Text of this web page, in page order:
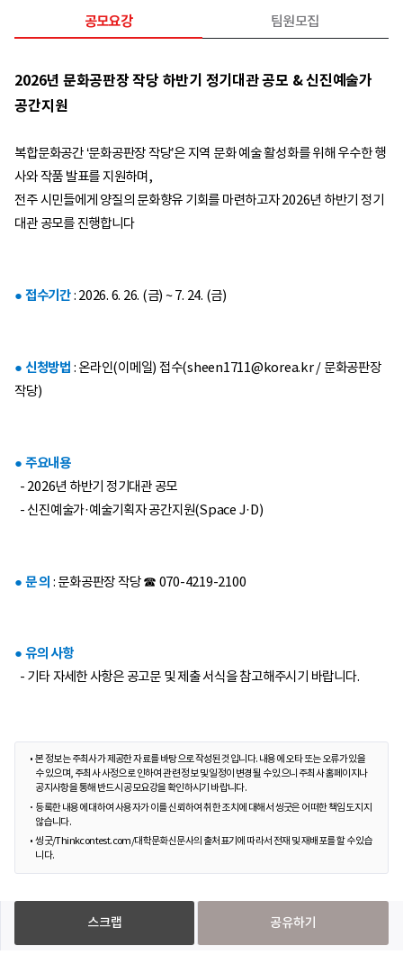
공모요강 팀원모집
2026년 문화공판장 작당 하반기 정기대관 공모 & 신진예술가
공간지원
복합문화공간 ‘문화공판장 작당’은 지역 문화 예술 활성화를 위해 우수한 행
사와 작품 발표를 지원하며,
전주 시민들에게 양질의 문화향유 기회를 마련하고자 2026년 하반기 정기
대관 공모를 진행합니다
● 접수기간: 2026. 6. 26. (금) ~ 7. 24. (금)
● 신청방법 : 온라인(이메일) 접수(sheen1711@korea.kr/ 문화공판장
작당)
● 주요내용
- 2026년 하반기 정기대관 공모
- 신진예술가·예술기획자 공간지원(Space J·D)
● 문 의 : 문화공판장 작당 ☎ 070-4219-2100
● 유의 사항
- 기타 자세한 사항은 공고문 및 제출 서식을 참고해주시기 바랍니다.
본 정보는 주최사가 제공한 자료를 바탕으로 작성된 것입니다. 내용에 오타 또는 오류가 있을
수 있으며, 주최사 사정으로 인하여 관련 정보 및 일정이 변경될 수 있으니 주최사 홈페이지나
공지사항을 통해 반드시 공모요강을 확인하시기 바랍니다.
등록한 내용에 대하여 사용자가 이를 신뢰하여 취한 조치에 대해서 씽굿은 어떠한 책임도 지지
않습니다.
씽굿/Thinkcontest.com/대학문화신문사의 출처표기에 따라서 전재 및 재배포를 할 수 있습
니다.
스크랩 공유하기